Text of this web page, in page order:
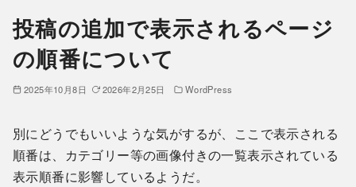
投稿の追加で表示されるページ
の順番について
2025年10月8日 2026年2月25日 WordPress
別にどうでもいいような気がするが、ここで表示される
順番は、カテゴリー等の画像付きの一覧表示されている
表示順番に影響しているようだ。